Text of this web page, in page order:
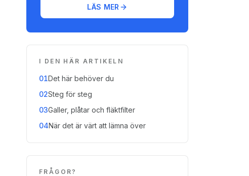
LÄS MER
I DEN HÄR ARTIKELN
01Det här behöver du
02Steg för steg
03Galler, plåtar och fläktfilter
04När det är värt att lämna över
FRÅGOR?